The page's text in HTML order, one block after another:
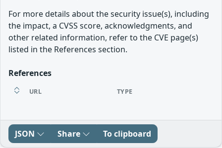
For more details about the security issue(s), including
the impact, a CVSS score, acknowledgments, and
other related information, refer to the CVE page(s)
listed in the References section.
References
URL TYPE
JSON Share To clipboard